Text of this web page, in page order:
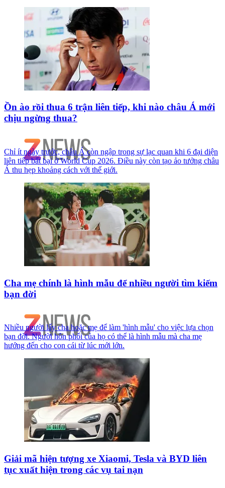
Ồn ào rồi thua 6 trận liên tiếp, khi nào châu Á mới
chịu ngừng thua?
Chỉ ít ngày trước, châu Á còn ngập trong sự lạc quan khi 6 đại diện
liên tiếp bất bại ở World Cup 2026. Điều này còn tạo ảo tưởng châu
Á thu hẹp khoảng cách với thế giới.
Cha mẹ chính là hình mẫu để nhiều người tìm kiếm
bạn đời
Nhiều người lấy cha hoặc mẹ để làm 'hình mẫu' cho việc lựa chọn
bạn đời. Người hôn phối của họ có thể là hình mẫu mà cha mẹ
hướng đến cho con cái từ lúc mới lớn.
Giải mã hiện tượng xe Xiaomi, Tesla và BYD liên
tục xuất hiện trong các vụ tai nạn